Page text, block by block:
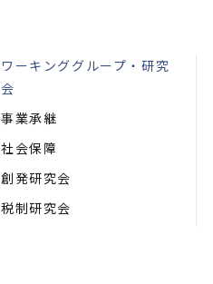
ワーキンググループ・研究
会
事業承継
社会保障
創発研究会
税制研究会